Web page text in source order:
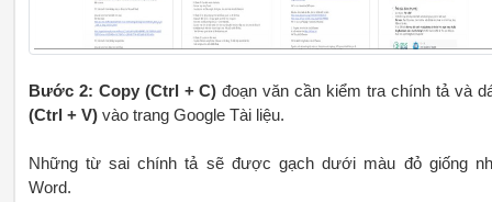
Bước 2: Copy (Ctrl + C) đoạn văn cần kiểm tra chính tả và
(Ctrl + V)vào trang Google Tài liệu.
Những từ sai chính tả sẽ được gạch dưới màu đỏ giống
Word.